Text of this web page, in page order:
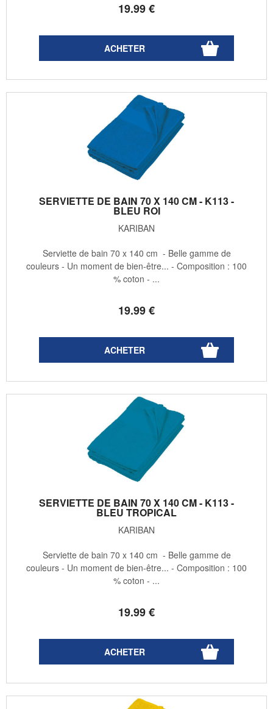
19.99€
SERVIETTE DE BAIN 70 X 140 CM - K113 -
BLEU ROI
KARIBAN
19.99€
Serviette de bain 70 x 140 cm - Belle gamme de
couleurs - Un moment de bien-être... - Composition : 100
% coton - ...
SERVIETTE DE BAIN 70 X 140 CM - K113 -
BLEU TROPICAL
KARIBAN
19.99€
Serviette de bain 70 x 140 cm - Belle gamme de
couleurs - Un moment de bien-être... - Composition : 100
% coton - ...